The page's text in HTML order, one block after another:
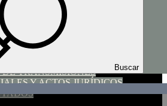
Buscar
Y DONACIONES
y COMPRAVENTA
DE TRANSMISIONES
Y ACTOS JURÍDICOS